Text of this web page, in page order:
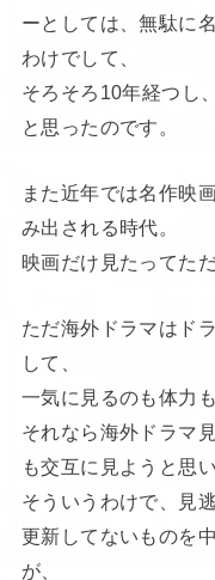
ーとしては、無駄に
わけでして、
そろそろ10年経つし
と思ったのです。
また近年では名作映
み出される時代。
映画だけ見たってた
ただ海外ドラマはド
して、
一気に見るのも体力
それなら海外ドラマ
も交互に見ようと思
そういうわけで、見
更新してないものを
が、